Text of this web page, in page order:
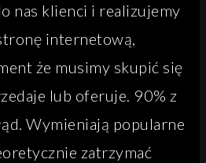
nas klienci i realizujemy
internetową,
że musimy skupić się
lub oferuje. 90% z
Wymieniają popularne
zatrzymać